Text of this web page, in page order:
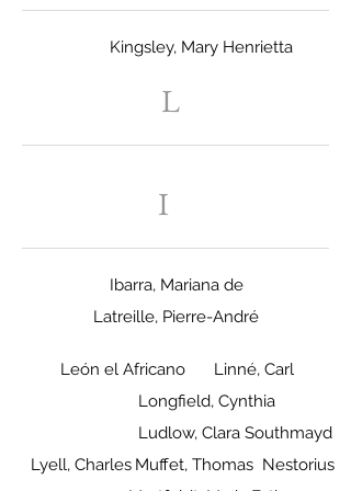
Kingsley, Mary Henrietta
L
I
Ibarra, Mariana de
Latreille, Pierre-André
León el Africano
Linné, Carl
Longfield, Cynthia
Ludlow, Clara Southmayd
Lyell, Charles Muffet, Thomas Nestorius